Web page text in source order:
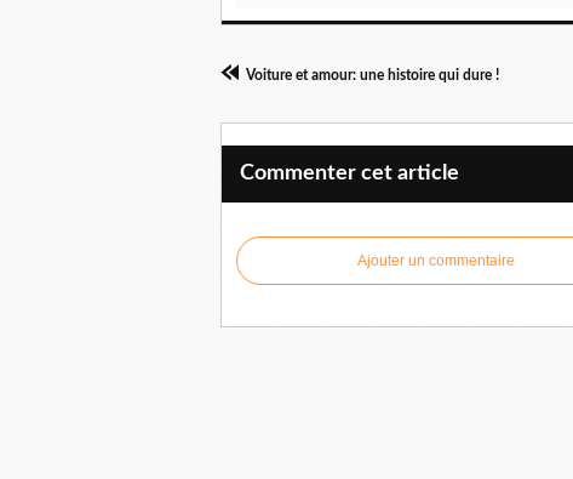
Voiture et amour: une histoire qui dure !
Commenter cet article
Ajouter un commentaire